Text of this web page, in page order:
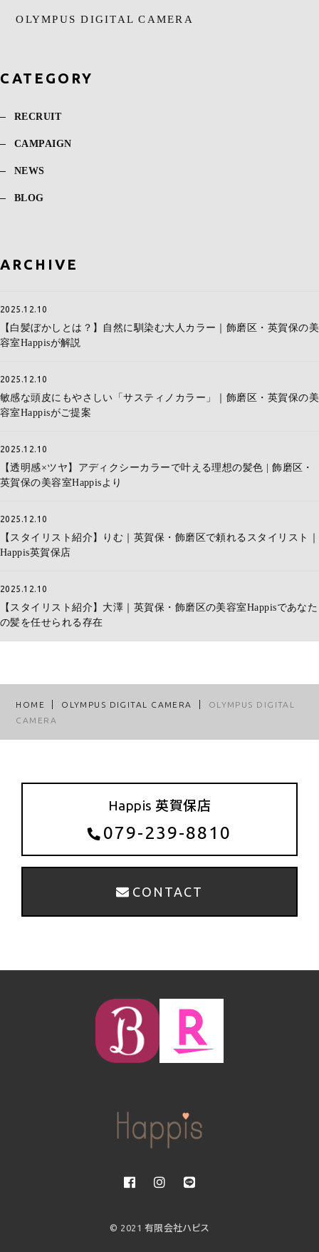
OLYMPUS DIGITAL CAMERA
CATEGORY
RECRUIT
CAMPAIGN
NEWS
BLOG
ARCHIVE
2025.12.10
【白髪ぼかしとは？】自然に馴染む大人カラー｜飾磨区・英賀保の美
容室Happisが解説
2025.12.10
敏感な頭皮にもやさしい「サスティノカラー」｜飾磨区・英賀保の美
容室Happisがご提案
2025.12.10
【透明感×ツヤ】アディクシーカラーで叶える理想の髪色 | 飾磨区・
英賀保の美容室Happisより
2025.12.10
【スタイリスト紹介】りむ｜英賀保・飾磨区で頼れるスタイリスト｜
Happis英賀保店
2025.12.10
【スタイリスト紹介】大澤｜英賀保・飾磨区の美容室Happisであなた
の髪を任せられる存在
HOME OLYMPUS DIGITAL CAMERA
OLYMPUS DIGITAL
CAMERA
Happis 英賀保店
079-239-8810
CONTACT
© 2021 有限会社ハピス